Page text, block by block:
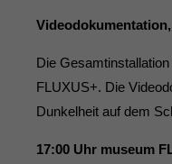
Die
FLUXUS+. Die
Dunkelheit auf dem
17:00 Uhr museum